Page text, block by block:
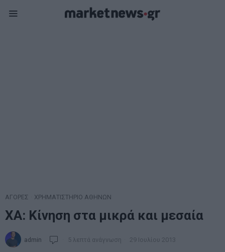
ΑΓΟΡΕΣ ΧΡΗΜΑΤΙΣΤΗΡΙΟ ΑΘΗΝΩΝ
ΧΑ: Κίνηση στα μικρά και μεσαία
admin 5 λεπτά ανάγνωση 29 Ιουλίου 2013